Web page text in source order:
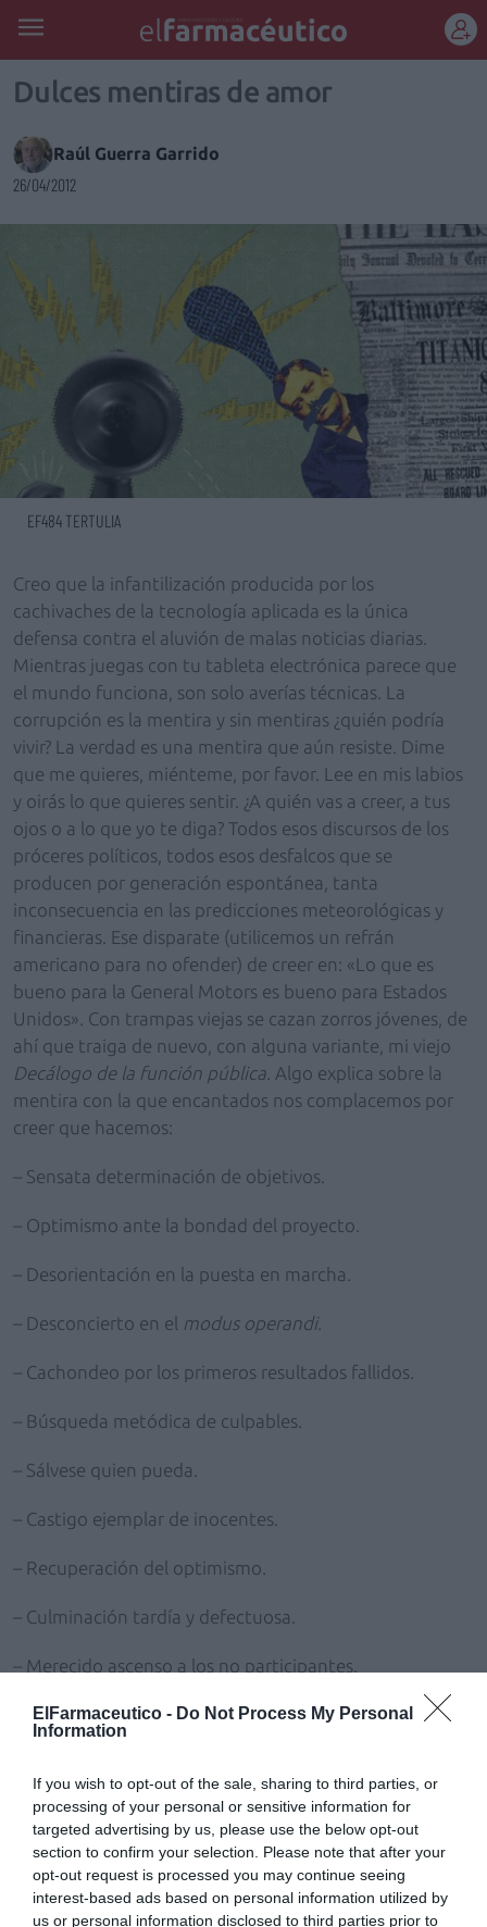
ElFarmaceutico - Do Not Process My Personal
Information
If you wish to opt-out of the sale, sharing to third parties, or
processing of your personal or sensitive information for
targeted advertising by us, please use the below opt-out
section to confirm your selection. Please note that after your
opt-out request is processed you may continue seeing
interest-based ads based on personal information utilized by
us or personal information disclosed to third parties prior to
REGÍSTRATE
Dulces mentiras de amor
Raúl Guerra Garrido
26/04/2012
EF484 TERTULIA
Creo que la infantilización producida por los
cachivaches de la tecnología aplicada es la única
defensa contra el aluvión de malas noticias diarias.
Mientras juegas con tu tableta electrónica parece que
el mundo funciona, son solo averías técnicas. La
corrupción es la mentira y sin mentiras ¿quién podría
vivir? La verdad es una mentira que aún resiste. Dime
que me quieres, miénteme, por favor. Lee en mis labios
y oirás lo que quieres sentir. ¿A quién vas a creer, a tus
ojos o a lo que yo te diga? Todos esos discursos de los
próceres políticos, todos esos desfalcos que se
producen por generación espontánea, tanta
inconsecuencia en las predicciones meteorológicas y
financieras. Ese disparate (utilicemos un refrán
americano para no ofender) de creer en: «Lo que es
bueno para la General Motors es bueno para Estados
Unidos». Con trampas viejas se cazan zorros jóvenes, de
ahí que traiga de nuevo, con alguna variante, mi viejo
Decálogo de la función pública . Algo explica sobre la
mentira con la que encantados nos complacemos por
creer que hacemos:
– Sensata determinación de objetivos.
– Optimismo ante la bondad del proyecto.
– Desorientación en la puesta en marcha.
– Desconcierto en el modus operandi.
– Cachondeo por los primeros resultados fallidos.
– Búsqueda metódica de culpables.
– Sálvese quien pueda.
– Castigo ejemplar de inocentes.
– Recuperación del optimismo.
– Culminación tardía y defectuosa.
– Merecido ascenso a los no participantes.
El decálogo es parte de esas razones erróneas de por
qué las cosas salen mal o cómo se entrelazan mentira,
divertimento, pues es el único decálogo del mundo con
nueve mandamientos. A veces la mala noticia también
es divertida por más que sea índice de hasta qué punto
vivimos inmersos en la falacia, la acabo de leer en
País: «El currículo de un investigador del Museo